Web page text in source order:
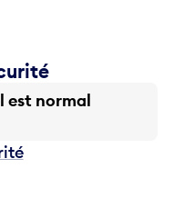
est normal